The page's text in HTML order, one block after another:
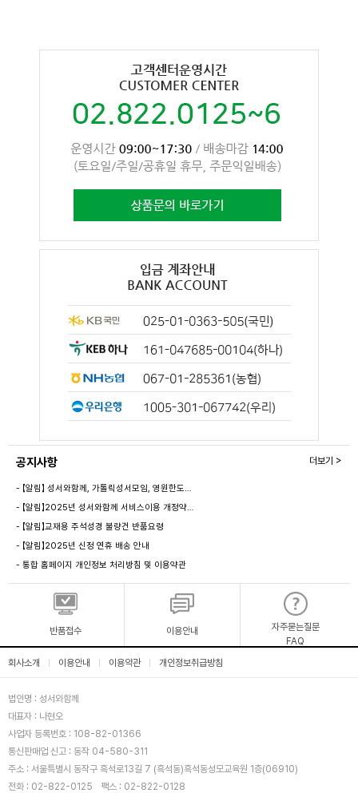
공지사항
- 【알림】 성서와함께, 가톨릭성서모임, 영원한도…
- 【알림】2025년 성서와함께 서비스이용 개정약…
- 【알림】교재용 주석성경 불량건 반품요령
- 【알림】2025년 신정 연휴 배송 안내
- 통합 홈페이지 개인정보 처리방침 및 이용약관
더보기 >
반품접수 이용안내
자주묻는질문
FAQ
회사소개
이용안내 이용약관 개인정보취급방침
법인명 : 성서와함께
대표자 : 나현오
사업자 등록번호 : 108-82-01366
통신판매업 신고 : 동작 04-580-311
주소 : 서울특별시 동작구 흑석로13길 7 (흑석동)흑석동성모교육원 1층(06910)
전화 : 02-822-0125
팩스 : 02-822-0128